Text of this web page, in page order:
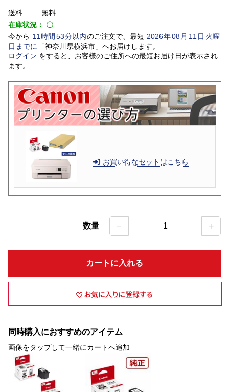
送料
無料
在庫状況： 〇
今から 11 時間 53分以内のご注文で、最短 2026年08 月 11 日火曜
日 までに 「神奈川県横浜市」 へお届けします。
ログイン をすると、お客様のご住所への最短お届け日が表示され
ます。
お買い得なセットはこちら
数量 － 1 ＋
カートに入れる
同時購入におすすめのアイテム
画像をタップして一緒にカートへ追加